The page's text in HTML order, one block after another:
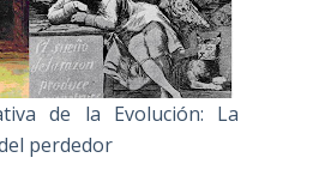
de la Evolución: La
perdedor